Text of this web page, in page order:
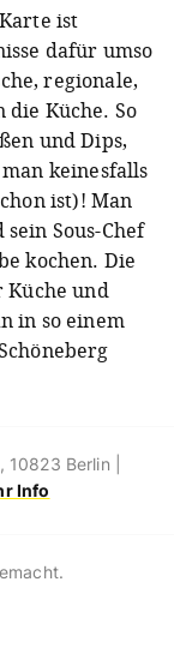
ist
dafür umso
regionale,
Küche. So
und Dips,
keinesfalls
ist)! Man
Sous-Chef
kochen. Die
und
in so einem
Berlin |
Info